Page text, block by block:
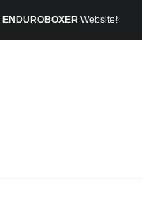
ENDUROBOXER Website!